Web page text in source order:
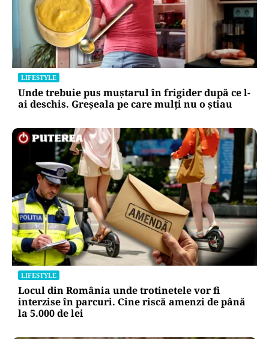
LIFESTYLE
Unde trebuie pus muștarul în frigider după ce l-
ai deschis. Greșeala pe care mulți nu o știau
LIFESTYLE
Locul din România unde trotinetele vor fi
interzise în parcuri. Cine riscă amenzi de până
la 5.000 de lei